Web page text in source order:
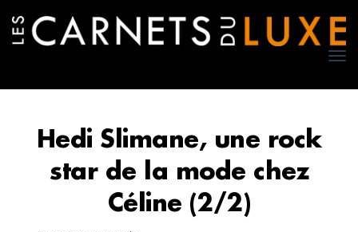
Hedi Slimane, une rock
star de la mode chez
Céline (2/2)